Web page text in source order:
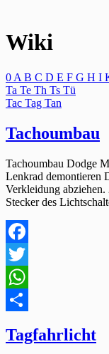
Wiki
0 A B C D E F G H I
Ta Te Th Ts Tü
Tac Tag Tan
Tachoumbau
Tachoumbau Dodge
Lenkrad demontieren
Verkleidung abziehen.
Stecker des
Facebook
Twitter
WhatsApp
Tagfahrlicht